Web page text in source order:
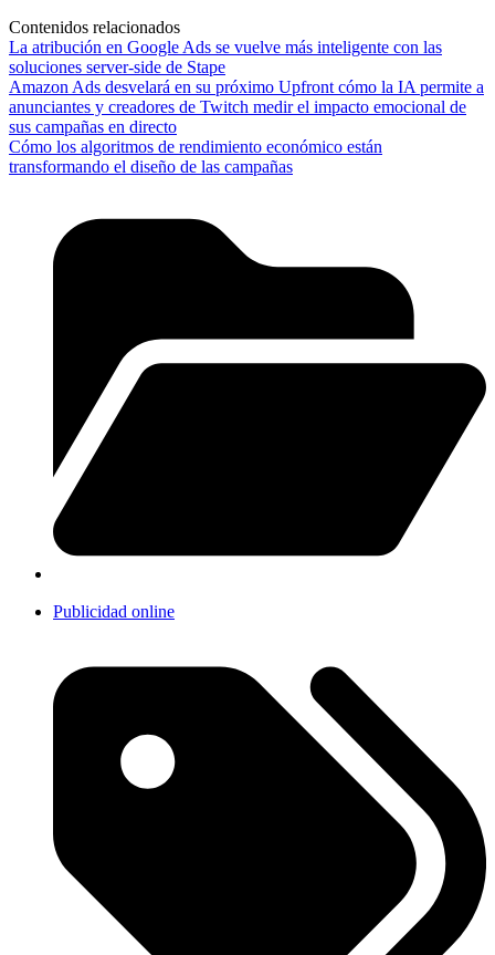
Contenidos relacionados
La atribución en Google Ads se vuelve más inteligente con las
soluciones server-side de Stape
Amazon Ads desvelará en su próximo Upfront cómo la IA permite a
anunciantes y creadores de Twitch medir el impacto emocional de
sus campañas en directo
Cómo los algoritmos de rendimiento económico están
transformando el diseño de las campañas
Publicidad online